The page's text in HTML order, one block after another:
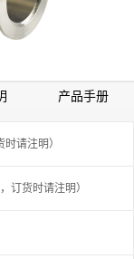
产品手册
请注明）
订货时请注明）